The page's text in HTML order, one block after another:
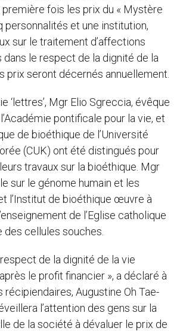
fois les prix du « Mystère
personnalités et une institution,
sur le traitement d’affections
dans le respect de la dignité de la
prix seront décernés annuellement.
‘lettres’, Mgr Elio Sgreccia, évêque
pontificale pour la vie, et
de bioéthique de l’Université
(CUK) ont été distingués pour
travaux sur la bioéthique. Mgr
sur le génome humain et les
l’Institut de bioéthique œuvre à
de l’Eglise catholique
des cellules souches.
respect de la dignité de la vie
le profit financier », a déclaré à
récipiendaires, Augustine Oh Tae-
l’attention des gens sur la
de la société à dévaluer le prix de